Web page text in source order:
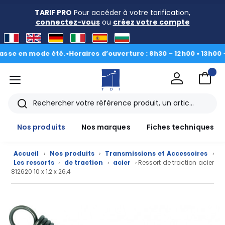
TARIF PRO Pour accéder à votre tarification,
connectez-vousou créez votre compte
mode été.• Horaires d’ouverture : 8h30 – 12h00 • 13h00 -
menu
Rechercher
Nos produits
Nos marques Fiches techniques
Accueil › Nos produits › Transmissions et Accessoires
›
Les ressorts › de traction › acier
› Ressort de traction acier
812620 10 x 1,2 x 26,4